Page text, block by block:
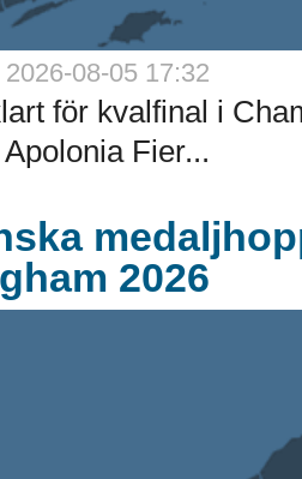
08-05 17:32
för kvalfinal i
Fier...
2026